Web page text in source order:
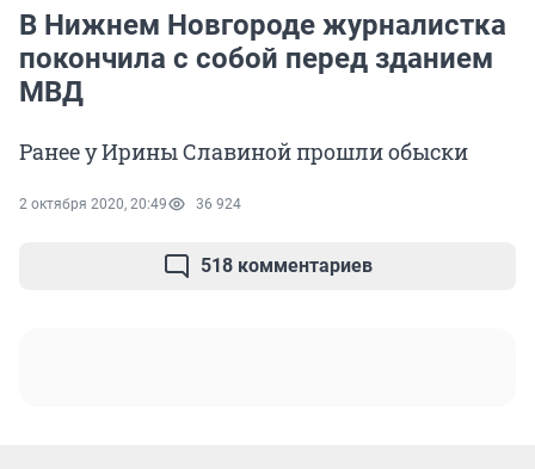
В Нижнем Новгороде журналистка
покончила с собой перед зданием
МВД
Ранее у Ирины Славиной прошли обыски
2 октября 2020, 20:49 36 924
518 комментариев